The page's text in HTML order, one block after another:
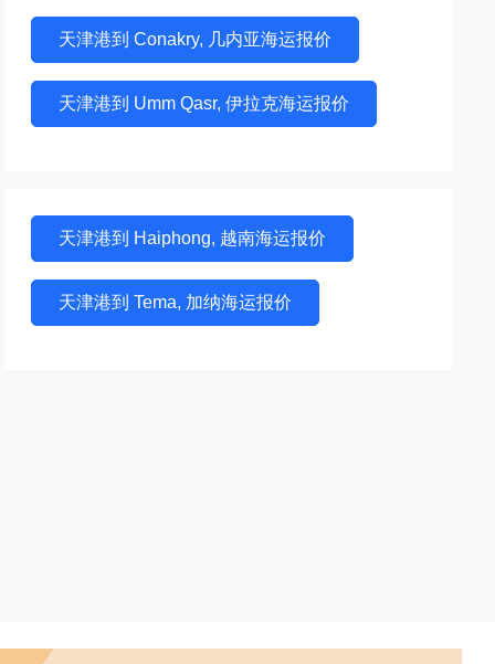
天津港到 Conakry, 几内亚海运报价
天津港到 Umm Qasr, 伊拉克海运报价
天津港到 Haiphong, 越南海运报价
天津港到 Tema, 加纳海运报价